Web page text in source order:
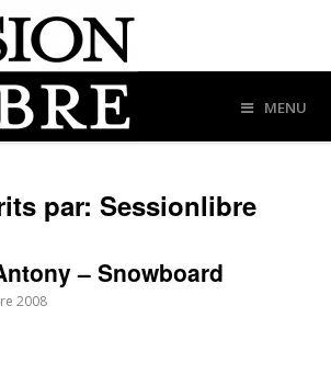
MENU
par: Sessionlibre
– Snowboard
2008